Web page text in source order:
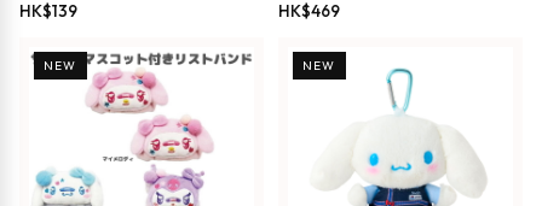
HK$139 HK$469
NEW NEW